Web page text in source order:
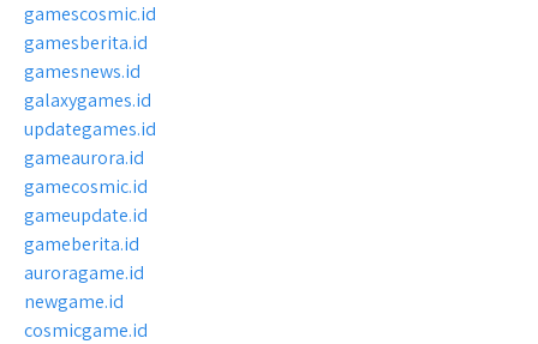
gamescosmic.id
gamesberita.id
gamesnews.id
galaxygames.id
updategames.id
gameaurora.id
gamecosmic.id
gameupdate.id
gameberita.id
auroragame.id
newgame.id
cosmicgame.id